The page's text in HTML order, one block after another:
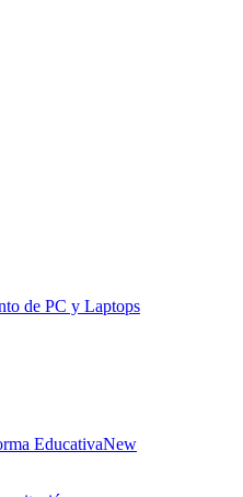
de PC y Laptops
EducativaNew